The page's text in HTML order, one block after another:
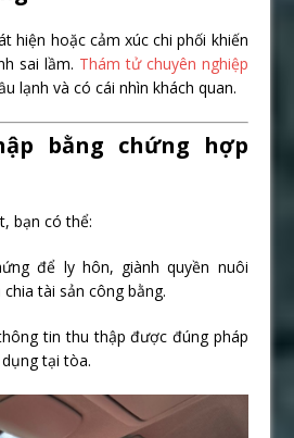
hiện hoặc cảm xúc chi phối khiến
sai lầm. Thám tử chuyên nghiệp
lạnh và có cái nhìn khách quan.
bằng chứng hợp
bạn có thể:
để ly hôn, giành quyền nuôi
tài sản công bằng.
tin thu thập được đúng pháp
tại tòa.